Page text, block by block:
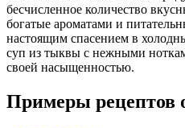
бесчисленное количество
богатые ароматами и
настоящим спасением в
суп из тыквы с нежными
своей насыщенностью.
Примеры рецептов